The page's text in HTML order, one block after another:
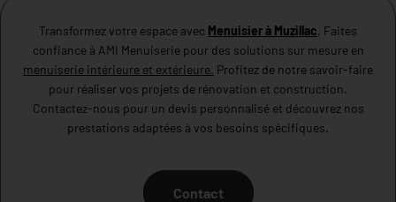
Transformez votre espace avec Menuisier à Muzillac. Faites
confiance à AMI Menuiserie pour des solutions sur mesure en
menuiserie intérieure et extérieure. Profitez de notre savoir-faire
pour réaliser vos projets de rénovation et construction.
Contactez-nous pour un devis personnalisé et découvrez nos
prestations adaptées à vos besoins spécifiques.
Contact